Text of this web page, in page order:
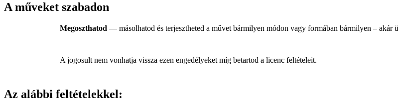
A műveket szabadon
Megoszthatod — másolhatod és terjesztheted a művet bármilyen módon vagy formában bármilyen – akár
A jogosult nem vonhatja vissza ezen engedélyeket míg betartod a licenc feltételeit.
Az alábbi feltételekkel: